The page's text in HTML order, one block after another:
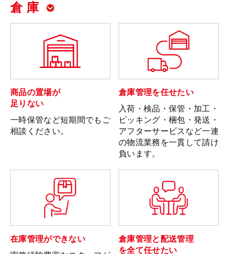
倉 庫
商品の置場が
足りない
一時保管など短期間でもご
相談ください。
倉庫管理を任せたい
入荷・検品・保管・加工・
ピッキング・梱包・発送・
アフターサービスなど一連
の物流業務を一貫して請け
負います。
在庫管理ができない
倉庫管理と配送管理
を全て任せたい